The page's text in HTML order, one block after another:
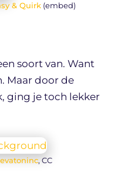
& Quirk (embed)
soort van. Want
Maar door de
ging je toch lekker
evatoninc, CC